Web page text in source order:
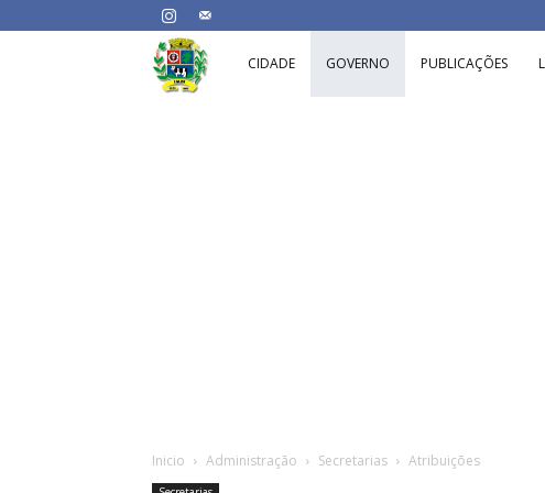
Prefeitura
CIDADE GOVERNO PUBLICAÇÕES
Inicio Administração Secretarias Atribuições